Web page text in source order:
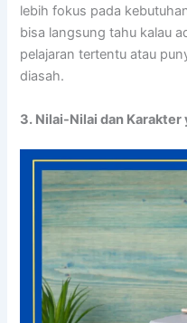
lebih fokus pada
bisa langsung tahu kalau
pelajaran tertentu atau
diasah.
3. Nilai-Nilai dan Karakter